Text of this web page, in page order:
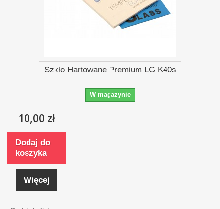
Szkło Hartowane Premium LG K40s
W magazynie
10,00 zł
Dodaj do
koszyka
Więcej